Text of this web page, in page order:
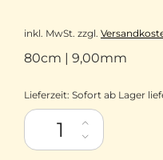
inkl. MwSt. zzgl.
80cm | 9,00mm
Lieferzeit: Sofort ab Lager
Tulip Bambus